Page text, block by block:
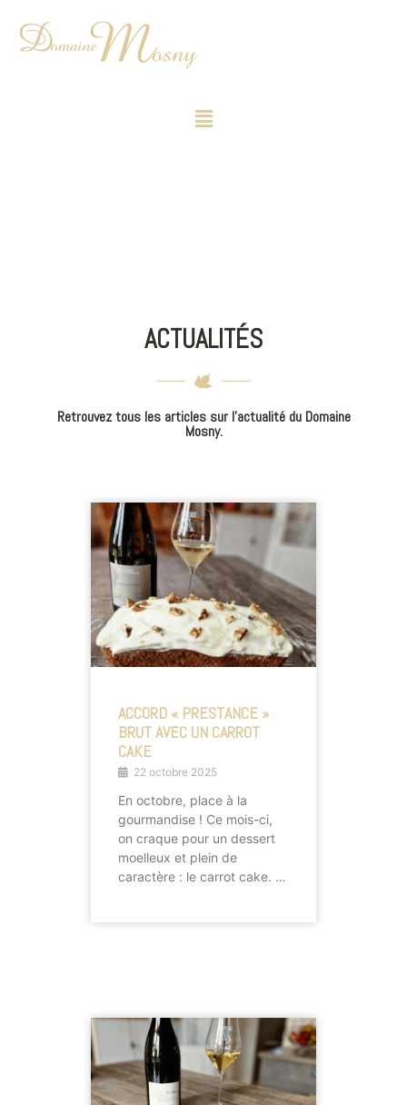
ACTUALITÉS
Retrouvez tous les articles sur l’actualité du Domaine
Mosny.
ACCORD « PRESTANCE »
BRUT AVEC UN CARROT
CAKE
22 octobre 2025
En octobre, place à la
gourmandise ! Ce mois-ci,
on craque pour un dessert
moelleux et plein de
caractère : le carrot cake. …